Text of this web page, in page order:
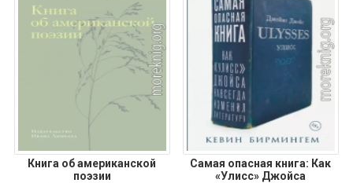
Книга об американской
поэзии
Самая опасная книга: Как
«Улисс» Джойса